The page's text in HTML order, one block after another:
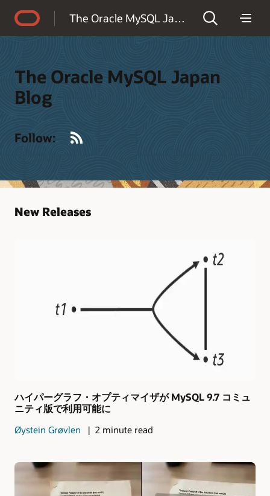
The Oracle MySQL Japan Blog
The Oracle MySQL Japan
Blog
Follow:
New Releases
ハイパーグラフ・オプティマイザが MySQL 9.7 コミュ
ニティ版で利用可能に
Øystein Grøvlen 2 minute read